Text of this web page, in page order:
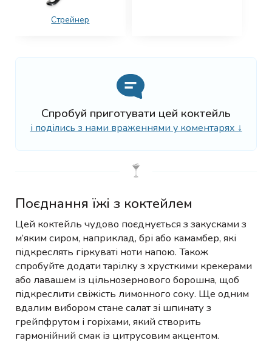
Стрейнер
Спробуй приготувати цей коктейль
і поділись з нами враженнями у коментарях ↓
Поєднання їжі з коктейлем
Цей коктейль чудово поєднується з закусками з
м’яким сиром, наприклад, брі або камамбер, які
підкреслять гіркуваті ноти напою. Також
спробуйте додати тарілку з хрусткими крекерами
або лавашем із цільнозернового борошна, щоб
підкреслити свіжість лимонного соку. Ще одним
вдалим вибором стане салат зі шпинату з
грейпфрутом і горіхами, який створить
гармонійний смак із цитрусовим акцентом.